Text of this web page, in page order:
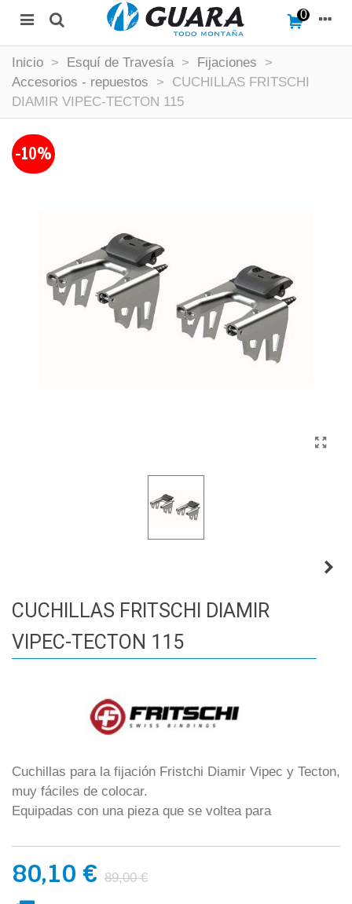
0
Inicio > Esquí de Travesía > Fijaciones
>
Accesorios - repuestos
>
CUCHILLAS FRITSCHI
DIAMIR VIPEC-TECTON 115
-10%
CUCHILLAS FRITSCHI DIAMIR
VIPEC-TECTON 115
Cuchillas para la fijación Fristchi Diamir Vipec y Tecton,
muy fáciles de colocar.
Equipadas con una pieza que se voltea para
80,10 € 89,00 €